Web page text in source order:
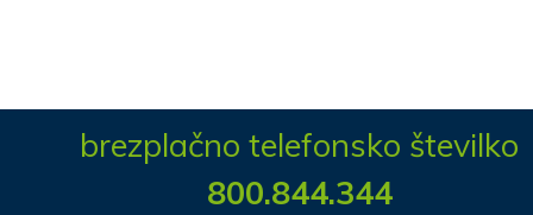
brezplačno telefonsko številko
800.844.344